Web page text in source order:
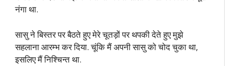
नंगा था.
सासु ने बिस्तर पर बैठते हुए मेरे चूतड़ों पर थपकी देते हुए मुझे
सहलाना आरम्भ कर दिया. चूंकि मैं अपनी सासु को चोद चुका था,
इसलिए मैं निश्चिन्त था.